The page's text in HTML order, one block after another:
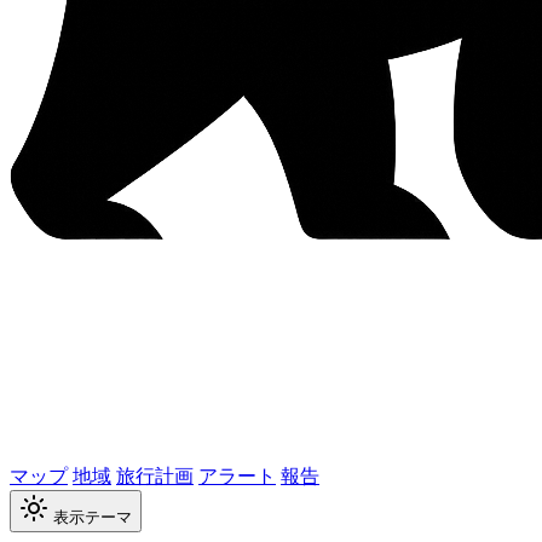
マップ地域旅行計画 アラート 報告
表示テーマ